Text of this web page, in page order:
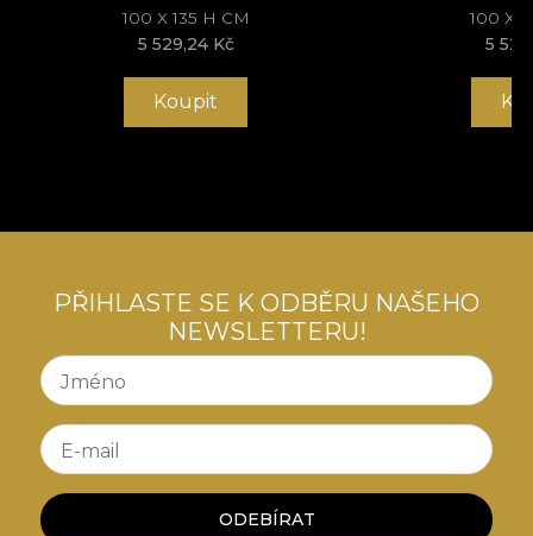
100 X 135 H CM
5 529,24 Kč
Koupit
100 X
5
PŘIHLASTE SE K ODBĚRU NAŠEHO
NEWSLETTERU!
Jméno
E-mail
ODEBÍRAT